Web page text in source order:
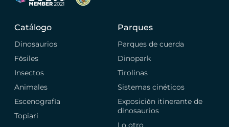
Catálogo
Dinosaurios
Fósiles
Insectos
Animales
Escenografía
Topiari
Parques
Parques de cuerda
Dinopark
Tirolinas
Sistemas cinéticos
Exposición itinerante de
dinosaurios
Lo otro